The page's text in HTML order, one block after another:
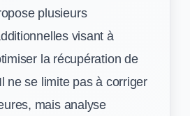
plusieurs
visant à
la récupération de
ne se limite pas à corriger
mais analyse